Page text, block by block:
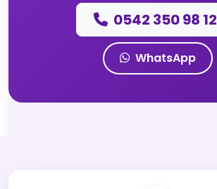
0542 350 98 12
WhatsApp